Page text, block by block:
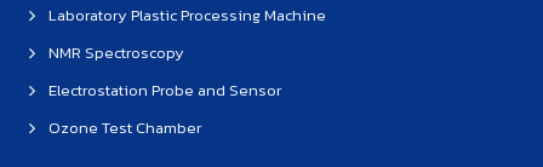
Laboratory Plastic Processing Machine
NMR Spectroscopy
Electrostation Probe and Sensor
Ozone Test Chamber